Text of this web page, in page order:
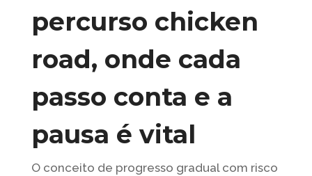
percurso chicken
road, onde cada
passo conta e a
pausa é vital
O conceito de progresso gradual com risco